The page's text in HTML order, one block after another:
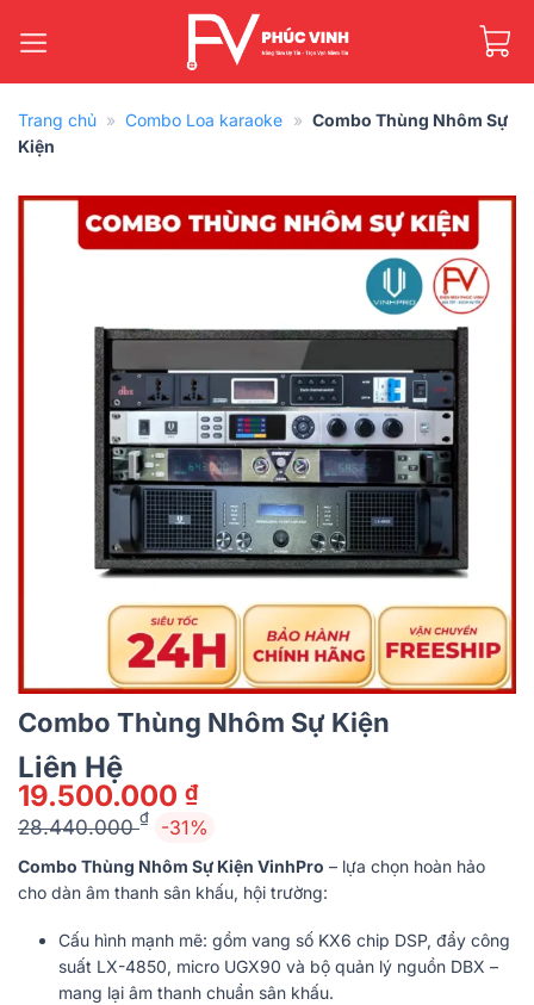
qua
Trang chủ » Combo Loa karaoke » Combo Thùng Nhôm Sự
Kiện
Combo Thùng Nhôm Sự Kiện
28.440.000₫ -31%
Giá
gốc
là:
28.440.000 ₫.
19.500.000 ₫
Giá
hiện
tại
là:
19.500.000 ₫.
Liên Hệ
Combo Thùng Nhôm Sự Kiện VinhPro – lựa chọn hoàn hảo
cho dàn âm thanh sân khấu, hội trường:
Cấu hình mạnh mẽ: gồm vang số KX6 chip DSP, đẩy công
suất LX-4850, micro UGX90 và bộ quản lý nguồn DBX –
mang lại âm thanh chuẩn sân khấu.